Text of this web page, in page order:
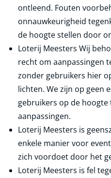
ontleend. Fouten
onnauwkeurigheid
de hoogte stellen door
Loterij Meesters Wij
recht om aanpassingen
zonder gebruikers hier
lichten. We zijn op geen
gebruikers op de
aanpassingen.
Loterij Meesters is
enkele manier voor
zich voordoet door het
Loterij Meesters is fel